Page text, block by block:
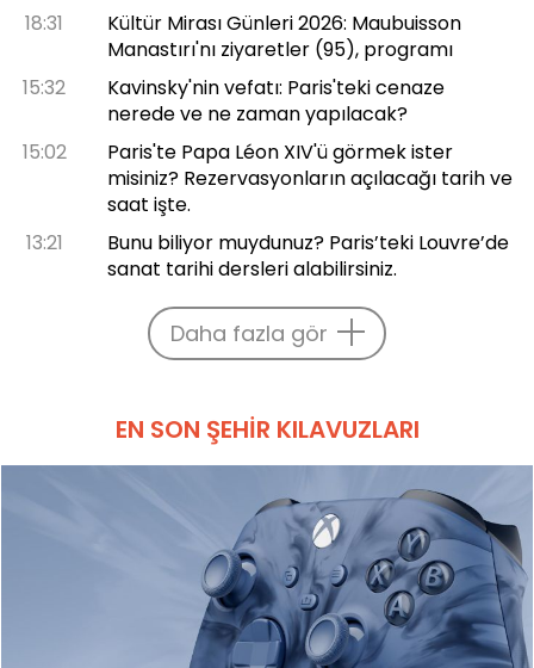
18:31
Kültür Mirası Günleri 2026: Maubuisson
Manastırı'nı ziyaretler (95), programı
15:32
Kavinsky'nin vefatı: Paris'teki cenaze
nerede ve ne zaman yapılacak?
15:02
Paris'te Papa Léon XIV'ü görmek ister
misiniz? Rezervasyonların açılacağı tarih ve
saat işte.
13:21
Bunu biliyor muydunuz? Paris’teki Louvre’de
sanat tarihi dersleri alabilirsiniz.
Daha fazla gör
EN SON ŞEHIR KILAVUZLARI